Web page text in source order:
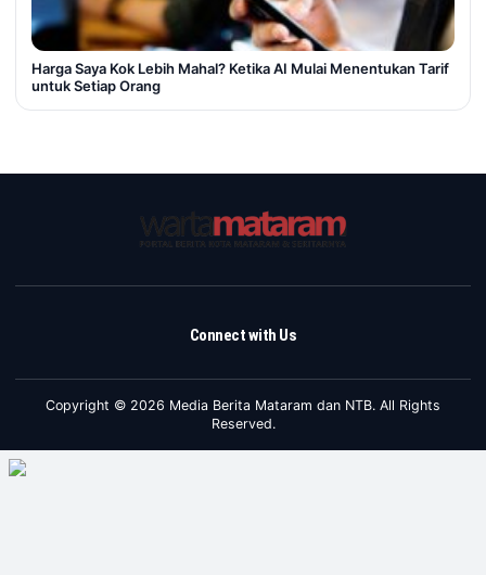
Harga Saya Kok Lebih Mahal? Ketika AI Mulai Menentukan Tarif
untuk Setiap Orang
Connect with Us
Copyright © 2026 Media Berita Mataram dan NTB. All Rights
Reserved.